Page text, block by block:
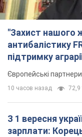
"Захист нашого
антибалістику
підтримку
Європейські
10 часов назад 72,9
З 1 вересня
зарплати: